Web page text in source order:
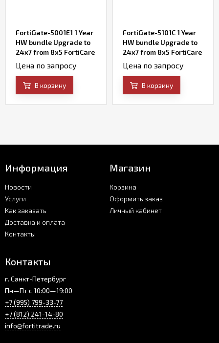
FortiGate-5001E1 1 Year
HW bundle Upgrade to
24x7 from 8x5 FortiCare
Contract
Цена по запросу
В корзину
FortiGate-5101C 1 Year
HW bundle Upgrade to
24x7 from 8x5 FortiCare
Contract
Цена по запросу
В корзину
Информация
Новости
Услуги
Как заказать
Доставка и оплата
Контакты
Магазин
Корзина
Оформить заказ
Личный кабинет
Контакты
г. Санкт-Петербург
Пн—Пт с 10:00—19:00
+7 (995) 799-33-77
+7 (812) 241-14-80
info@fortitrade.ru